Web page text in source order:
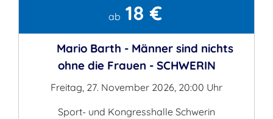
ab 18 €
Mario Barth - Männer sind nichts
ohne die Frauen - SCHWERIN
Freitag, 27. November 2026, 20:00 Uhr
Sport- und Kongresshalle Schwerin